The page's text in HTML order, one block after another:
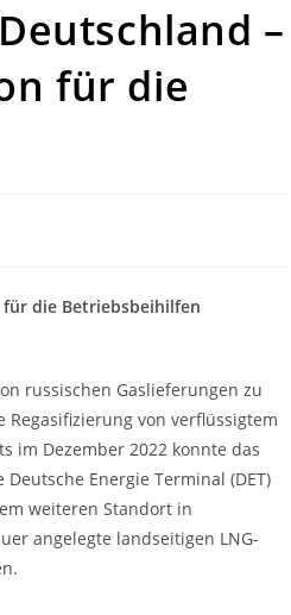
–
für die
für die Betriebsbeihilfen
russischen Gaslieferungen zu
von verflüssigtem
im Dezember 2022 konnte das
Energie Terminal (DET)
weiteren Standort in
angelegte landseitigen LNG-